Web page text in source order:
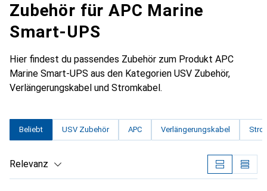
Zubehör für APC Marine
Smart-UPS
Hier findest du passendes Zubehör zum Produkt APC
Marine Smart-UPS aus den Kategorien USV Zubehör,
Verlängerungskabel und Stromkabel.
Beliebt USV Zubehör APC Verlängerungskabel
Relevanz